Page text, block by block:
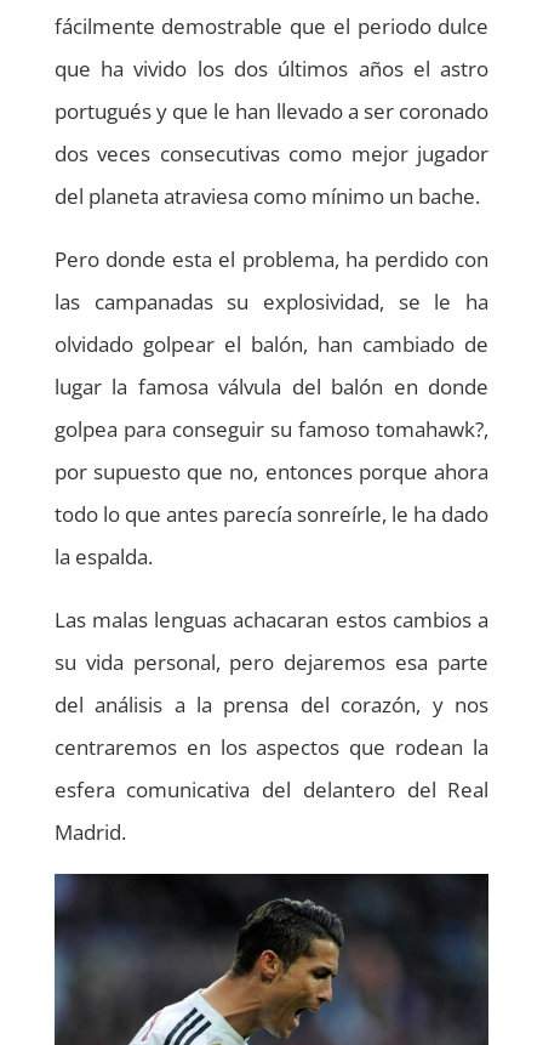
fácilmente demostrable que el periodo dulce
que ha vivido los dos últimos años el astro
portugués y que le han llevado a ser coronado
dos veces consecutivas como mejor jugador
del planeta atraviesa como mínimo un bache.
Pero donde esta el problema, ha perdido con
las campanadas su explosividad, se le ha
olvidado golpear el balón, han cambiado de
lugar la famosa válvula del balón en donde
golpea para conseguir su famoso tomahawk?,
por supuesto que no, entonces porque ahora
todo lo que antes parecía sonreírle, le ha dado
la espalda.
Las malas lenguas achacaran estos cambios a
su vida personal, pero dejaremos esa parte
del análisis a la prensa del corazón, y nos
centraremos en los aspectos que rodean la
esfera comunicativa del delantero del Real
Madrid.